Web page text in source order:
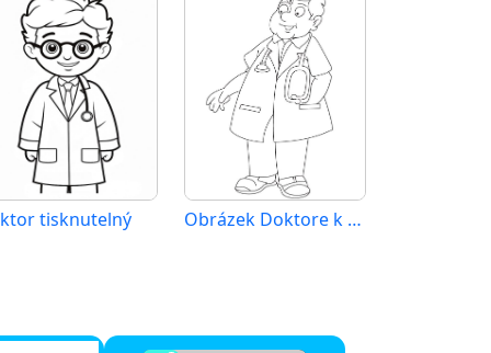
tisknutelný Obrázek Doktore k vytištění